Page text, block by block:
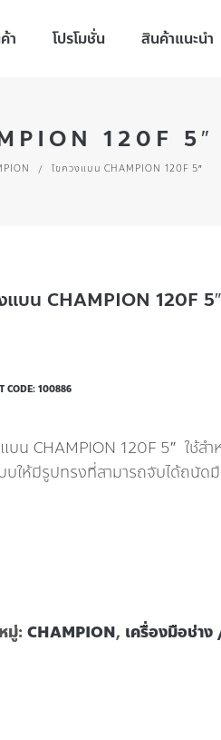
า โปรโมชั่น สินค้าแนะนำ
120F 5″
/ ไขควงแบน CHAMPION 120F 5″
แบน CHAMPION 120F 5″
CODE: 100886
บน CHAMPION 120F 5″ ใช้ส
ให้มีรูปทรงที่สามารถจับได้ถนัด
มู่: CHAMPION, เครื่องมือช่าง